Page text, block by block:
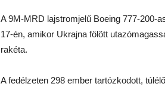
A 9M-MRD lajstromjelű Boeing 777-200-
17-én, amikor Ukrajna fölött
rakéta.
A fedélzeten 298 ember tartózkodott,